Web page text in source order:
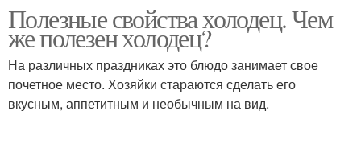
Полезные свойства холодец. Чем
же полезен холодец?
На различных праздниках это блюдо занимает свое
почетное место. Хозяйки стараются сделать его
вкусным, аппетитным и необычным на вид.